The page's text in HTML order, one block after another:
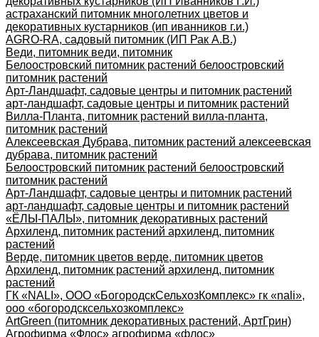
астраханский питомник многолетних цветов и
декоративных кустарников (ип иванников г.и.)
AGRO-RA, садовый питомник (ИП Рак А.В.)
Веди, питомник веди, питомник
Белоостровский питомник растений белоостровский
питомник растений
Арт-Ландшафт, садовые центры и питомник растений
арт-ландшафт, садовые центры и питомник растений
Вилла-Планта, питомник растений вилла-планта,
питомник растений
Алексеевская Дубрава, питомник растений алексеевская
дубрава, питомник растений
Белоостровский питомник растений белоостровский
питомник растений
Арт-Ландшафт, садовые центры и питомник растений
арт-ландшафт, садовые центры и питомник растений
«ЁЛЫ-ПАЛЫ», питомник декоративных растений
Архиленд, питомник растений архиленд, питомник
растений
Верде, питомник цветов верде, питомник цветов
Архиленд, питомник растений архиленд, питомник
растений
ГК «NALI», ООО «БогородскСельхозКомплекс» гк «nali»,
ооо «богородсксельхозкомплекс»
ArtGreen (питомник декоративных растений, АртГрин)
Агрофирма «Флос» агрофирма «флос»